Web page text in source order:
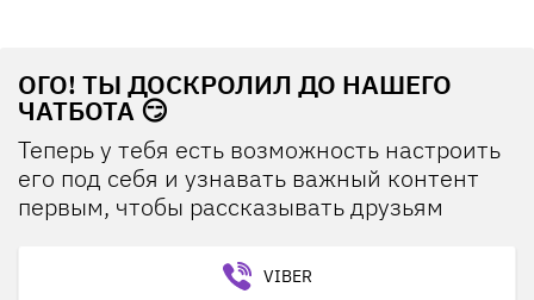
ОГО! ТЫ ДОСКРОЛИЛ ДО НАШЕГО
ЧАТБОТА 😏
Теперь у тебя есть возможность настроить
его под себя и узнавать важный контент
первым, чтобы рассказывать друзьям
VIBER